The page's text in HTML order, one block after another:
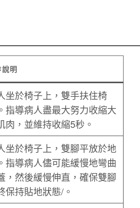
明
坐於椅子上，雙手扶住椅
指導病人盡最大努力收縮大
肉，並維持收縮5秒。
坐於椅子上，雙腳平放於地
指導病人儘可能緩慢地彎曲
，然後緩慢伸直，確保雙腳
保持貼地狀態/。